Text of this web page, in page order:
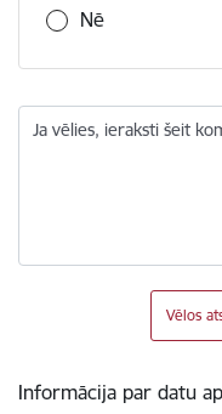
Nē
Ja vēlies, ieraksti šeit
Vēlos
Informācija par datu